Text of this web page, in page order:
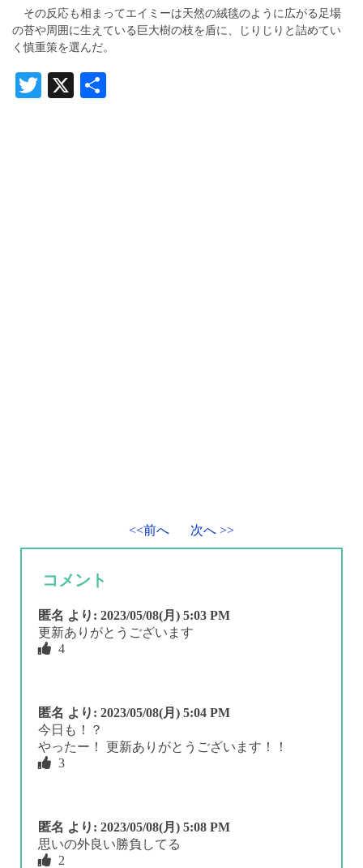
その反応も相まってエイミーは天然の絨毯のように広がる足場
の苔や周囲に生えている巨大樹の枝を盾に、じりじりと詰めてい
く慎重策を選んだ。
Twitter
X
<<前へ 次へ >>
コメント
匿名 より: 2023/05/08(月) 5:03 PM
更新ありがとうございます
4
匿名 より: 2023/05/08(月) 5:04 PM
今日も！？
やったー！ 更新ありがとうございます！！
3
匿名 より: 2023/05/08(月) 5:08 PM
思いの外良い勝負してる
2